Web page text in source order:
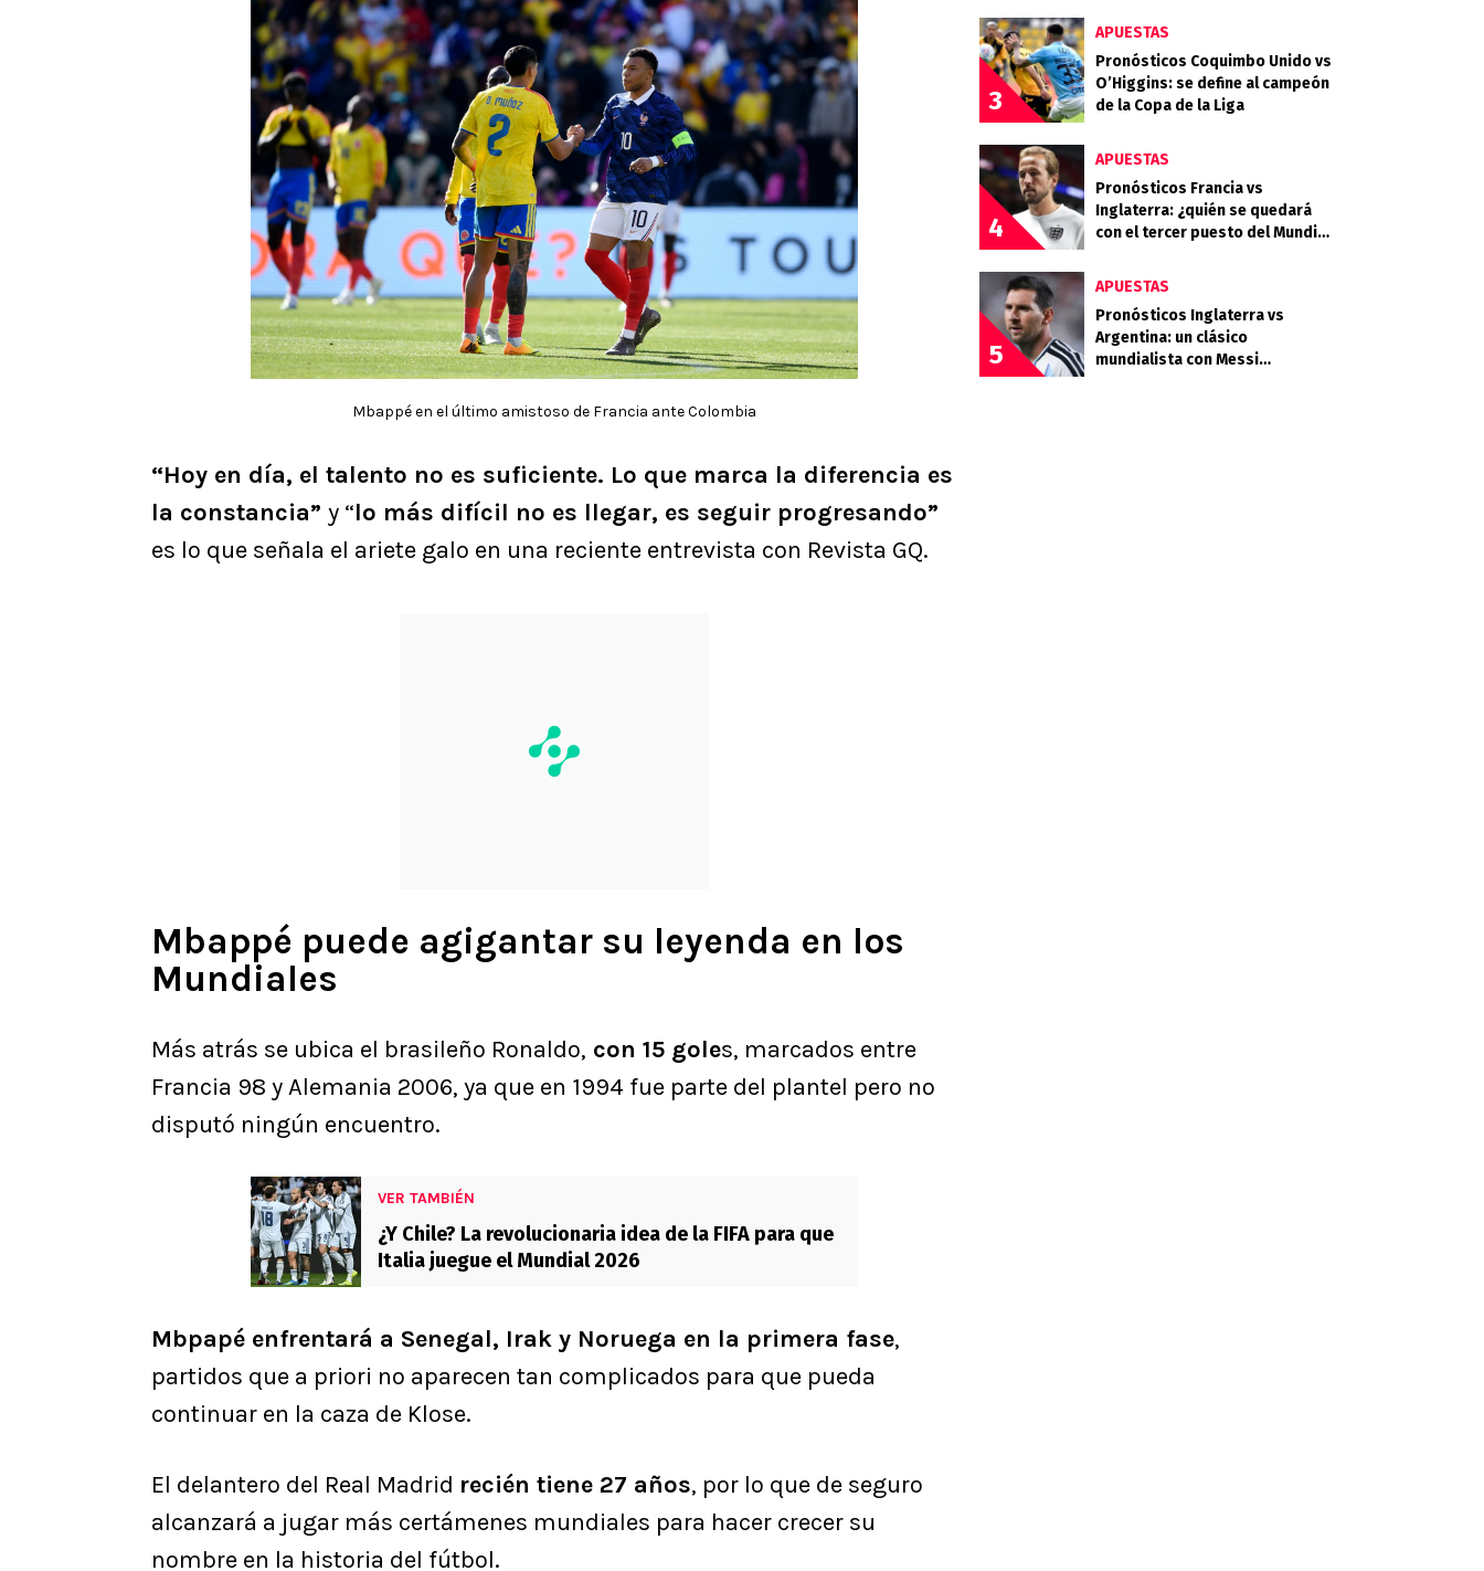
Mbappé en el último amistoso de Francia ante Colombia
“Hoy en día, el talento no es suficiente. Lo que marca la diferencia es
la constancia” y “lo más difícil no es llegar, es seguir progresando”
es lo que señala el ariete galo en una reciente entrevista con Revista GQ.
Mbappé puede agigantar su leyenda en los
Mundiales
Más atrás se ubica el brasileño Ronaldo, con 15 goles, marcados entre
Francia 98 y Alemania 2006, ya que en 1994 fue parte del plantel pero no
disputó ningún encuentro.
VER TAMBIÉN
¿Y Chile? La revolucionaria idea de la FIFA para que
Italia juegue el Mundial 2026
Mbpapé enfrentará a Senegal, Irak y Noruega en la primera fase,
partidos que a priori no aparecen tan complicados para que pueda
continuar en la caza de Klose.
El delantero del Real Madrid recién tiene 27 años, por lo que de seguro
alcanzará a jugar más certámenes mundiales para hacer crecer su
nombre en la historia del fútbol.
3
APUESTAS
Pronósticos Coquimbo Unido vs
O’Higgins: se define al campeón
de la Copa de la Liga
4
APUESTAS
Pronósticos Francia vs
Inglaterra: ¿quién se quedará
con el tercer puesto del Mundial
5
APUESTAS
Pronósticos Inglaterra vs
Argentina: un clásico
mundialista con Messi